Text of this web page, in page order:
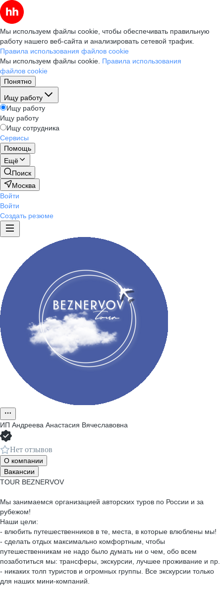
Мы используем файлы cookie, чтобы обеспечивать правильную
работу нашего веб-сайта и анализировать сетевой трафик.
Правила использования файлов cookie
Мы используем файлы cookie. Правила использования
файлов cookie
Понятно
Ищу работу
Ищу работу
Ищу работу
Ищу сотрудника
Сервисы
Помощь
Ещё
Поиск
Москва
Войти
Войти
Создать резюме
ИП Андреева Анастасия Вячеславовна
Нет отзывов
О компании
Вакансии
TOUR BEZNERVOV
Мы занимаемся организацией авторских туров по России и за
рубежом!
Наши цели:
- влюбить путешественников в те, места, в которые влюблены мы!
- сделать отдых максимально комфортным, чтобы
путешественникам не надо было думать ни о чем, обо всем
позаботиться мы: трансферы, экскурсии, лучшее проживание и пр.
- никаких толп туристов и огромных группы. Все экскурсии только
для наших мини-компаний.